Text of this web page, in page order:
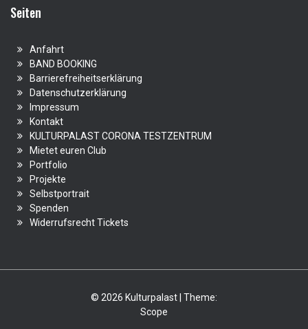
Seiten
Anfahrt
BAND BOOKING
Barrierefreiheitserklärung
Datenschutzerklärung
Impressum
Kontakt
KULTURPALAST CORONA TESTZENTRUM
Mietet euren Club
Portfolio
Projekte
Selbstportrait
Spenden
Widerrufsrecht Tickets
© 2026 Kulturpalast | Theme:
Scope